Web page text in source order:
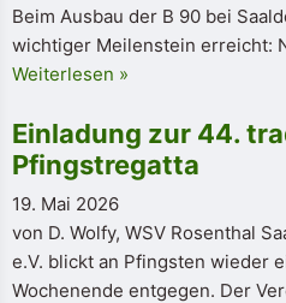
Beim Ausbau der B 90 bei
wichtiger Meilenstein erreicht:
Weiterlesen »
Einladung zur 44.
Pfingstregatta
19. Mai 2026
von D. Wolfy, WSV Rosenthal
e.V. blickt an Pfingsten wieder
Wochenende entgegen. Der